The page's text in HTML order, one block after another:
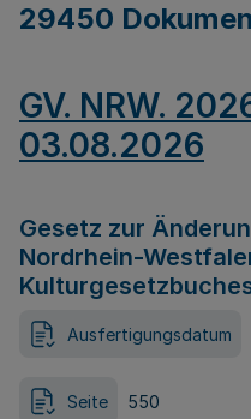
29450
GV. NRW.
03.08.2026
Gesetz zur
Nordrhein-
Ausfertigungsdatum
Seite 550